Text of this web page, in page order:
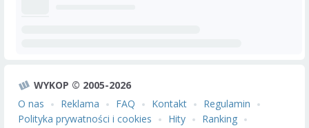
WYKOP © 2005-2026
O nas
Reklama FAQ Kontakt
Regulamin
Polityka prywatności i cookies
Hity
Ranking